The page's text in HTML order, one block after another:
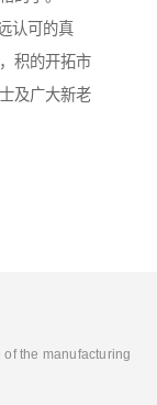
认可的真
积的开拓市
及广大新老
the manufacturing